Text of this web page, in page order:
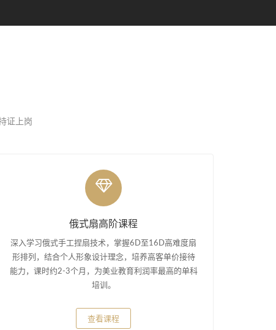
证上岗
俄式扇高阶课程
深入学习俄式手工捏扇技术，掌握6D至16D高难度扇
形排列，结合个人形象设计理念，培养高客单价接待
能力，课时约2-3个月，为美业教育利润率最高的单科
培训。
查看课程